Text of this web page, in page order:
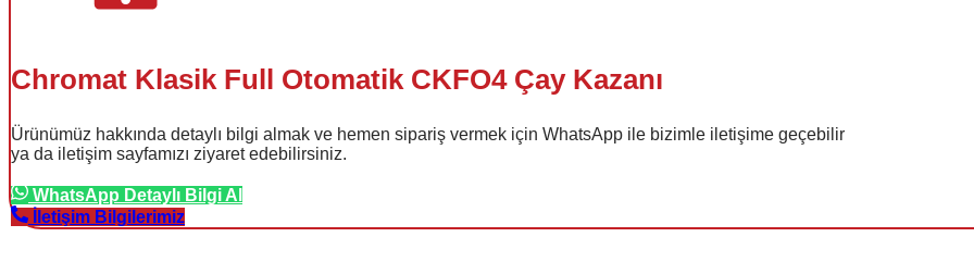
Chromat Klasik Full Otomatik CKFO4 Çay Kazanı
Ürünümüz hakkında detaylı bilgi almak ve hemen sipariş vermek için WhatsApp ile bizimle iletişime geçebilir
ya da iletişim sayfamızı ziyaret edebilirsiniz.
WhatsApp Detaylı Bilgi Al
İletişim Bilgilerimiz